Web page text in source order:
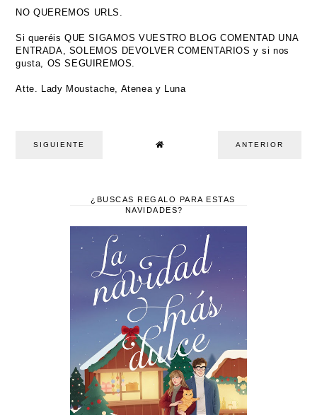
NO QUEREMOS URLS.
Si queréis QUE SIGAMOS VUESTRO BLOG COMENTAD UNA
ENTRADA, SOLEMOS DEVOLVER COMENTARIOS y si nos
gusta, OS SEGUIREMOS.
Atte. Lady Moustache, Atenea y Luna
SIGUIENTE ANTERIOR
¿BUSCAS REGALO PARA ESTAS
NAVIDADES?